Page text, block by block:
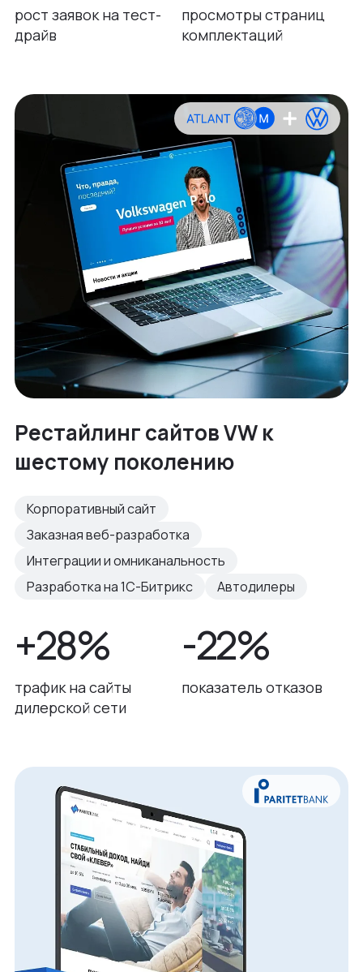
рост заявок на тест-
драйв
просмотры страниц
комплектаций
Рестайлинг сайтов VW к
шестому поколению
Корпоративный сайт
Заказная веб-разработка
Интеграции и омниканальность
Разработка на 1С-Битрикс
Автодилеры
+28%
трафик на сайты
дилерской сети
-22%
показатель отказов